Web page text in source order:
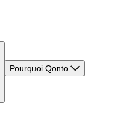
Pourquoi Qonto